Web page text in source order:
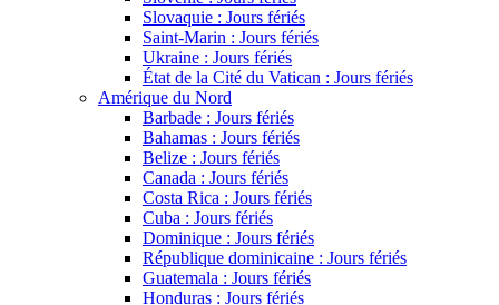
Slovaquie : Jours fériés
Saint-Marin : Jours fériés
Ukraine : Jours fériés
État de la Cité du Vatican : Jours fériés
Amérique du Nord
Barbade : Jours fériés
Bahamas : Jours fériés
Belize : Jours fériés
Canada : Jours fériés
Costa Rica : Jours fériés
Cuba : Jours fériés
Dominique : Jours fériés
République dominicaine : Jours fériés
Guatemala : Jours fériés
Honduras : Jours fériés